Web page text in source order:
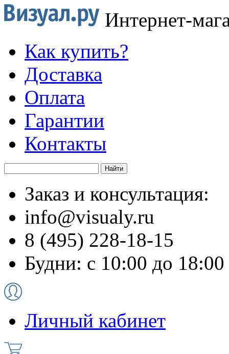
Интернет-
Как купить?
Доставка
Оплата
Гарантии
Контакты
Заказ и консультация:
info@visualy.ru
8 (495) 228-18-15
Будни: с 10:00 до 18:00
Личный кабинет